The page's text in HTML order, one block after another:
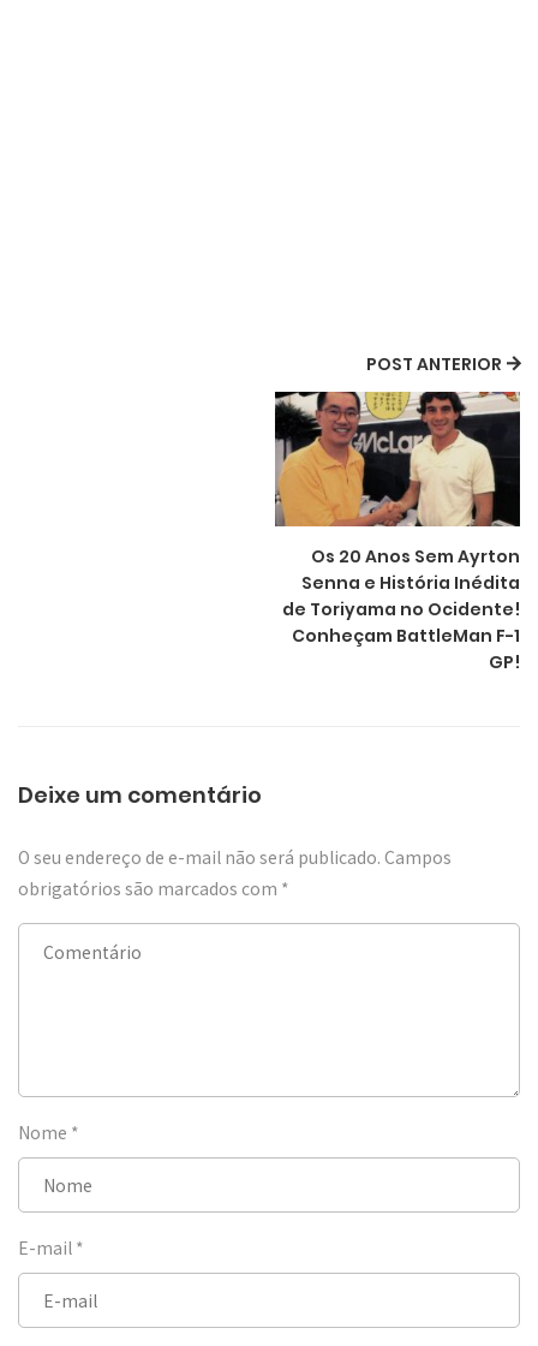
POST ANTERIOR
Os 20 Anos Sem Ayrton
Senna e História Inédita
de Toriyama no Ocidente!
Conheçam BattleMan F-1
GP!
Deixe um comentário
O seu endereço de e-mail não será publicado. Campos
obrigatórios são marcados com *
Nome *
E-mail *